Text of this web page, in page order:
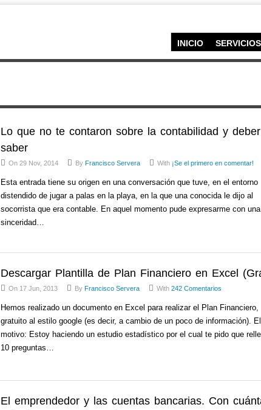
INICIO SERVICIOS
Lo que no te contaron sobre la contabilidad y
saber
On 29 Nov, 2014 By Francisco Servera With ¡Se el primero en comentar!
Esta entrada tiene su origen en una conversación que tuve, en el entorno
distendido de jugar a palas en la playa, en la que una conocida le dijo al
socorrista que era contable. En aquel momento pude expresarme con una
sinceridad…
Descargar Plantilla de Plan Financiero en Excel
On 17 Jun, 2013 By Francisco Servera With 242 Comentarios
Hemos realizado un documento en Excel para realizar el Plan Financiero,
gratuito al estilo google (es decir, a cambio de un poco de información). El
motivo: Estoy haciendo un estudio estadístico por el cual te pido que
10 preguntas…
El emprendedor y las cuentas bancarias. Con